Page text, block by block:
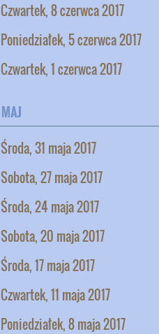
Czwartek, 8 czerwca 2017
Poniedziałek, 5 czerwca 2017
Czwartek, 1 czerwca 2017
MAJ
Środa, 31 maja 2017
Sobota, 27 maja 2017
Środa, 24 maja 2017
Sobota, 20 maja 2017
Środa, 17 maja 2017
Czwartek, 11 maja 2017
Poniedziałek, 8 maja 2017